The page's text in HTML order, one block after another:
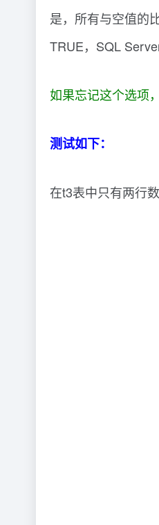
是，所有与空值的
TRUE，SQL
如果忘记这个选项
测试如下：
在t3表中只有两行数